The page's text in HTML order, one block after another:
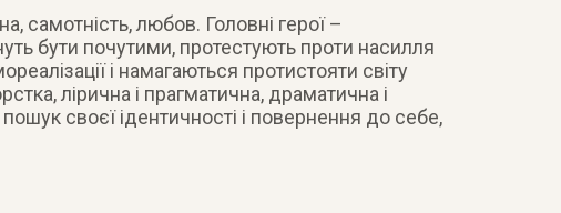
самотність, любов. Головні герої –
бути почутими, протестують проти насилля
і намагаються протистояти світу
лірична і прагматична, драматична і
пошук своєї ідентичності і повернення до себе,